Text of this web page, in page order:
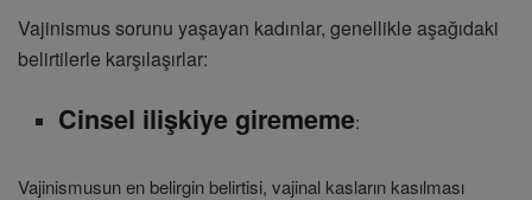
Vajinismus sorunu yaşayan kadınlar, genellikle aşağıdaki
belirtilerle karşılaşırlar:
Cinsel ilişkiye girememe:
Vajinismusun en belirgin belirtisi, vajinal kasların kasılması